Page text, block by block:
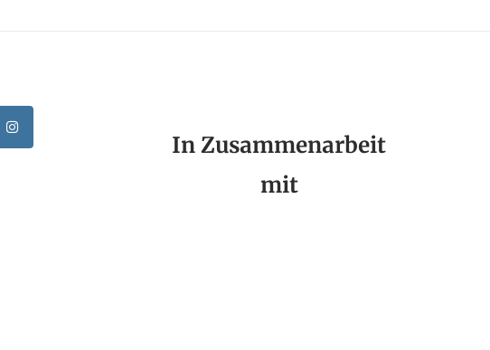
In Zusammenarbeit
mit